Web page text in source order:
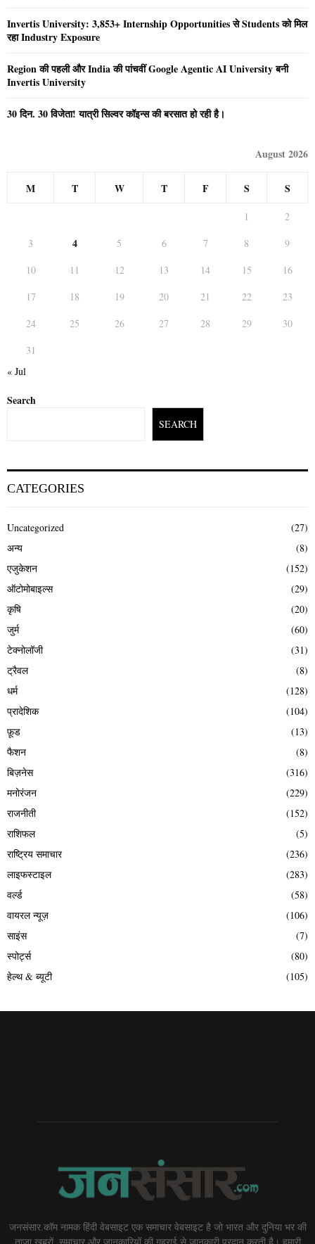
Invertis University: 3,853+ Internship Opportunities से Students को मिल
रहा Industry Exposure
Region की पहली और India की पांचवीं Google Agentic AI University बनी
Invertis University
30 दिन. 30 विजेता! यात्री सिल्वर कॉइन्स की बरसात हो रही है।
August 2026
M T W T F S S
1
2
3
4 5 6 7 8
9
10
11 12 13 14 15
16
17
18 19 20 21 22
23
24
25 26 27 28 29
30
31
« Jul
Search
SEARCH
CATEGORIES
Uncategorized
(27)
अन्य
(8)
एजुकेशन
(152)
ऑटोमोबाइल्स
(29)
कृषि
(20)
जुर्म
(60)
टेक्नोलॉजी
(31)
ट्रैवल
(8)
धर्म
(128)
प्रादेशिक
(104)
फ़ूड
(13)
फैशन
(8)
बिज़नेस
(316)
मनोरंजन
(229)
राजनीती
(152)
राशिफल
(5)
राष्ट्रिय समाचार
(236)
लाइफस्टाइल
(283)
वर्ल्ड
(58)
वायरल न्यूज़
(106)
साइंस
(7)
स्पोर्ट्स
(80)
हेल्थ & ब्यूटी
(105)
जनसंसार.कॉम नामक हिंदी वेबसाइट एक समाचार वेबसाइट है जो भारत और दुनिया भर की
ताज़ा खबरों, समाचार और जानकारियों की गहराई से जानकारी प्रदान करती है। हमारी